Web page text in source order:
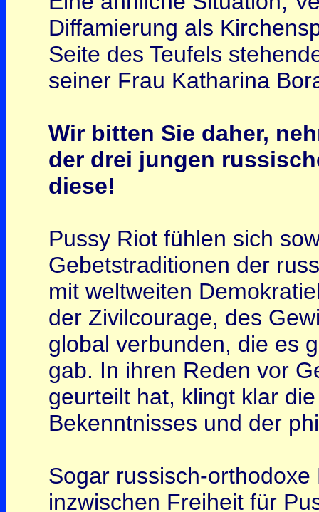
Diffamierung als
Seite des Teufels
seiner Frau Katharina
Wir bitten Sie daher,
der drei jungen
diese!
Pussy Riot fühlen sich
Gebetstraditionen der
mit weltweiten
der Zivilcourage, des
global verbunden, die es
gab. In ihren Reden vor
geurteilt hat, klingt klar
Bekenntnisses und der
Sogar russisch-
inzwischen Freiheit für